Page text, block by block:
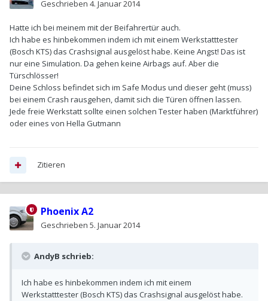
Geschrieben 4. Januar 2014
Hatte ich bei meinem mit der Beifahrertür auch.
Ich habe es hinbekommen indem ich mit einem Werkstatttester
(Bosch KTS) das Crashsignal ausgelöst habe. Keine Angst! Das ist
nur eine Simulation. Da gehen keine Airbags auf. Aber die
Türschlösser!
Deine Schloss befindet sich im Safe Modus und dieser geht (muss)
bei einem Crash rausgehen, damit sich die Türen öffnen lassen.
Jede freie Werkstatt sollte einen solchen Tester haben (Marktführer)
oder eines von Hella Gutmann
Zitieren
Phoenix A2
Geschrieben 5. Januar 2014
AndyB schrieb:
Ich habe es hinbekommen indem ich mit einem
Werkstatttester (Bosch KTS) das Crashsignal ausgelöst habe.